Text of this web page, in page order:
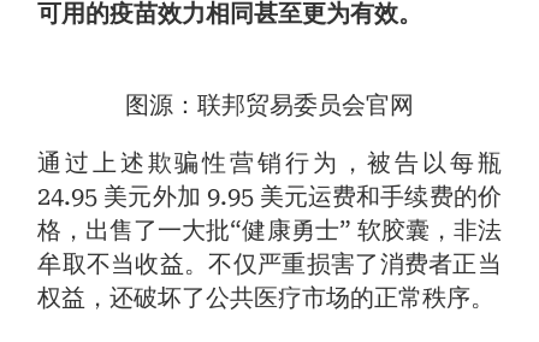
可用的疫苗效力相同甚至更为有效。
图源：联邦贸易委员会官网
通过上述欺骗性营销行为，被告以每瓶
24.95 美元外加 9.95 美元运费和手续费的价
格，出售了一大批“健康勇士” 软胶囊，非法
牟取不当收益。不仅严重损害了消费者正当
权益，还破坏了公共医疗市场的正常秩序。